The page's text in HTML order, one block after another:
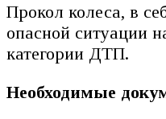
Прокол колеса, в
опасной ситуации
категории ДТП.
Необходимые